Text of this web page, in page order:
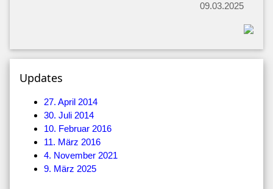
09.03.2025
Updates
27. April 2014
30. Juli 2014
10. Februar 2016
11. März 2016
4. November 2021
9. März 2025